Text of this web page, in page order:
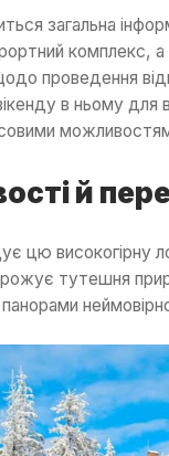
загальна
комплекс,
проведення
в ньому для
й
цю високогірну
тутешня